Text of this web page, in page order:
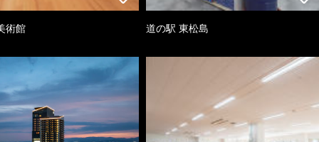
術館 道の駅 東松島